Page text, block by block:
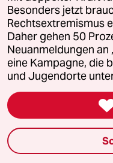
taz frisch
taz zahl ich
taz lab Infobrief
Veranstaltungen
Besonders jetzt
Rechtsextremismus
Daher gehen 50
Neuanmeldungen an
eine Kampagne, die
und Jugendorte